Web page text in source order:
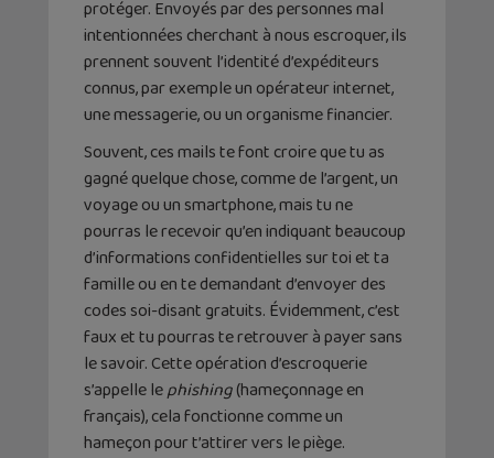
protéger. Envoyés par des personnes mal
intentionnées cherchant à nous escroquer, ils
prennent souvent l’identité d’expéditeurs
connus, par exemple un opérateur internet,
une messagerie, ou un organisme financier.
Souvent, ces mails te font croire que tu as
gagné quelque chose, comme de l’argent, un
voyage ou un smartphone, mais tu ne
pourras le recevoir qu’en indiquant beaucoup
d’informations confidentielles sur toi et ta
famille ou en te demandant d’envoyer des
codes soi-disant gratuits. Évidemment, c’est
faux et tu pourras te retrouver à payer sans
le savoir. Cette opération d’escroquerie
s’appelle lephishing(hameçonnage en
français), cela fonctionne comme un
hameçon pour t’attirer vers le piège.